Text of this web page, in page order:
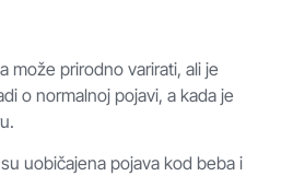
može prirodno varirati, ali je
o normalnoj pojavi, a kada je
uobičajena pojava kod beba i